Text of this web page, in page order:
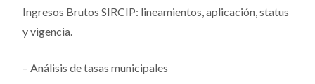
Ingresos Brutos SIRCIP: lineamientos, aplicación, status
y vigencia.
– Análisis de tasas municipales